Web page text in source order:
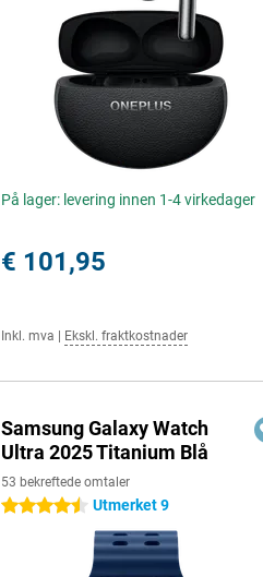
På lager: levering innen 1-4 virkedager
€ 101,95
Inkl. mva Ekskl. fraktkostnader
Samsung Galaxy Watch
Ultra 2025 Titanium Blå
53 bekreftede omtaler
4.5 stjerner Utmerket 9